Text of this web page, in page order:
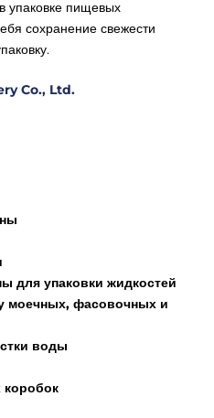
упаковке пищевых
сохранение свежести
Co., Ltd.
для упаковки жидкостей
моечных, фасовочных и
воды
коробок